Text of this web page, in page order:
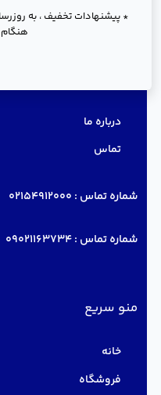
* پیشنهادات تخفیف ، به
درباره ما
تماس
شماره تماس : 02154912000
شماره تماس :09021163734
منو سریع
خانه
فروشگاه